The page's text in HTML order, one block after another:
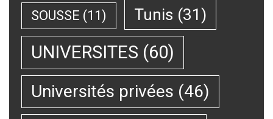
SOUSSE (11) Tunis (31)
UNIVERSITES (60)
Universités privées (46)